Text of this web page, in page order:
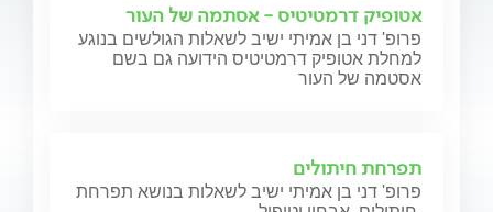
אטופיק דרמטיטיס - אסתמה של העור
פרופ' דני בן אמיתי ישיב לשאלות הגולשים בנוגע
למחלת אטופיק דרמטיטיס הידועה גם בשם
אסטמה של העור
תפרחת חיתולים
פרופ' דני בן אמיתי ישיב לשאלות בנושא תפרחת